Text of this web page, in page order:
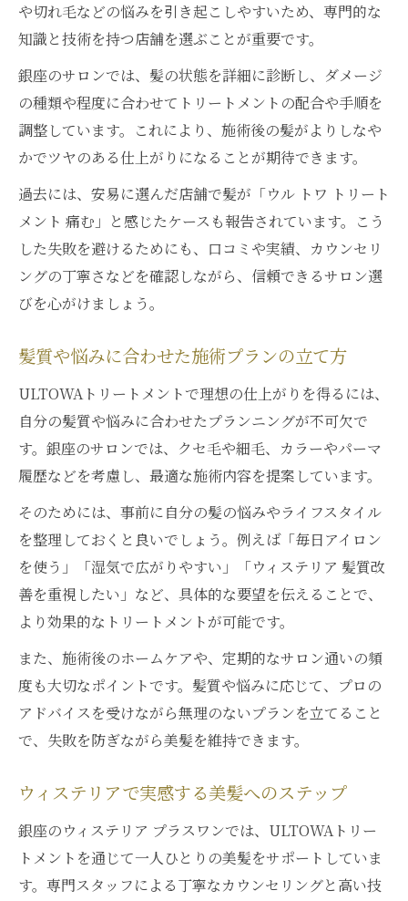
や切れ毛などの悩みを引き起こしやすいため、専門的な
知識と技術を持つ店舗を選ぶことが重要です。
銀座のサロンでは、髪の状態を詳細に診断し、ダメージ
の種類や程度に合わせてトリートメントの配合や手順を
調整しています。これにより、施術後の髪がよりしなや
かでツヤのある仕上がりになることが期待できます。
過去には、安易に選んだ店舗で髪が「ウル トワ トリート
メント 痛む」と感じたケースも報告されています。こう
した失敗を避けるためにも、口コミや実績、カウンセリ
ングの丁寧さなどを確認しながら、信頼できるサロン選
びを心がけましょう。
髪質や悩みに合わせた施術プランの立て方
ULTOWAトリートメントで理想の仕上がりを得るには、
自分の髪質や悩みに合わせたプランニングが不可欠で
す。銀座のサロンでは、クセ毛や細毛、カラーやパーマ
履歴などを考慮し、最適な施術内容を提案しています。
そのためには、事前に自分の髪の悩みやライフスタイル
を整理しておくと良いでしょう。例えば「毎日アイロン
を使う」「湿気で広がりやすい」「ウィステリア 髪質改
善を重視したい」など、具体的な要望を伝えることで、
より効果的なトリートメントが可能です。
また、施術後のホームケアや、定期的なサロン通いの頻
度も大切なポイントです。髪質や悩みに応じて、プロの
アドバイスを受けながら無理のないプランを立てること
で、失敗を防ぎながら美髪を維持できます。
ウィステリアで実感する美髪へのステップ
銀座のウィステリア プラスワンでは、ULTOWAトリー
トメントを通じて一人ひとりの美髪をサポートしていま
す。専門スタッフによる丁寧なカウンセリングと高い技